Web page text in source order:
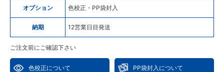
オプション 色校正・PP袋封入
納期 12営業日目発送
ご注文前にご確認下さい
色校正について PP袋封入について